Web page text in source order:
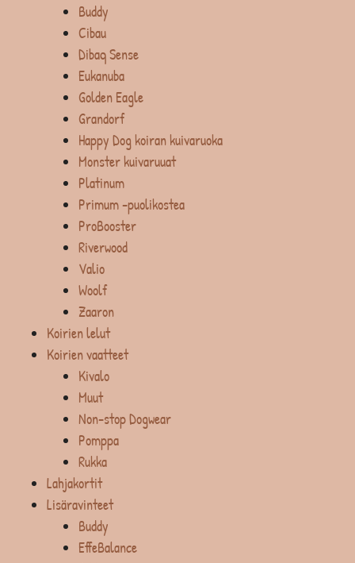
Buddy
Cibau
Dibaq Sense
Eukanuba
Golden Eagle
Grandorf
Happy Dog koiran kuivaruoka
Monster kuivaruuat
Platinum
Primum -puolikostea
ProBooster
Riverwood
Valio
Woolf
Zaaron
Koirien lelut
Koirien vaatteet
Kivalo
Muut
Non-stop Dogwear
Pomppa
Rukka
Lahjakortit
Lisäravinteet
Buddy
EffeBalance